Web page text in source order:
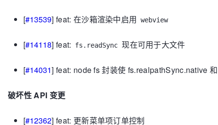
[#13539] feat: 在沙箱渲染中启用 webview
[#14118] feat: fs.readSync 现在可用于大文件
[#14031] feat: node fs 封装使 fs.realpathSync.native
破坏性 API 变更
[#12362] feat: 更新菜单项订单控制